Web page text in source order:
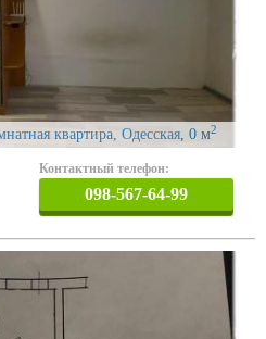
квартира, Одесская , 0 м2
Контактный телефон:
098-567-64-99